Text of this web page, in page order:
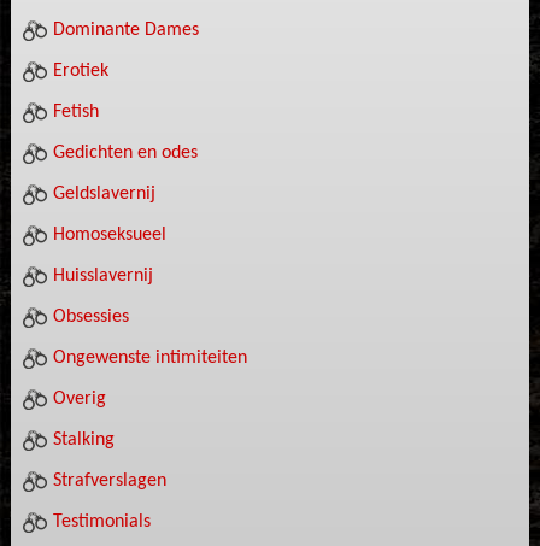
Dominante Dames
Erotiek
Fetish
Gedichten en odes
Geldslavernij
Homoseksueel
Huisslavernij
Obsessies
Ongewenste intimiteiten
Overig
Stalking
Strafverslagen
Testimonials